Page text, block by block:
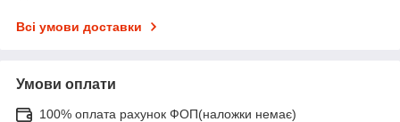
Всі умови доставки
Умови оплати
100% оплата рахунок ФОП(наложки немає)